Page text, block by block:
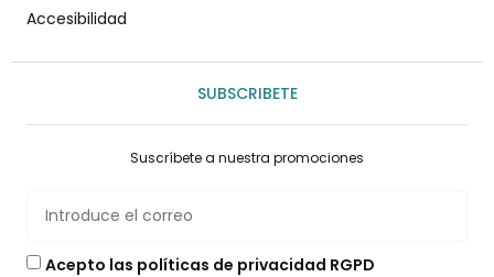
Accesibilidad
SUBSCRIBETE
Suscríbete a nuestra promociones
Acepto las políticas de privacidad RGPD